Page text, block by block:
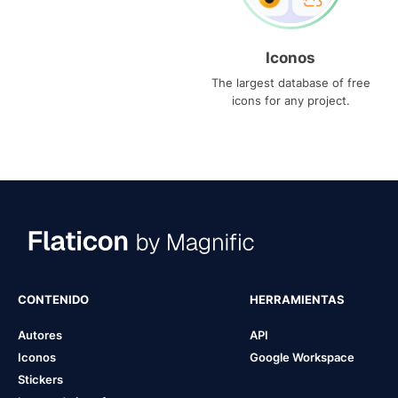
Iconos
The largest database of free
icons for any project.
CONTENIDO
Autores
Iconos
Stickers
HERRAMIENTAS
API
Google Workspace